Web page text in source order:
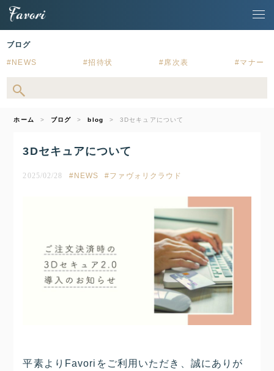
ブログ
NEWS 招待状 席次表 マナー
ホーム ブログ blog 3Dセキュアについて
3Dセキュアについて
2025/02/28 NEWS ファヴォリクラウド
平素よりFavoriをご利用いただき、誠にありが